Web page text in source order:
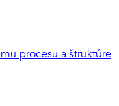
procesu a štruktúre